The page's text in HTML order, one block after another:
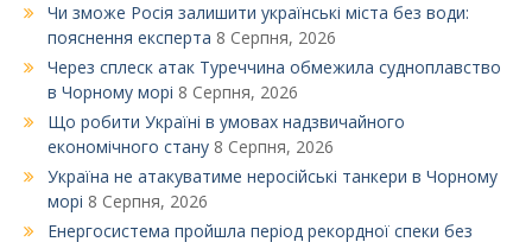
Чи зможе Росія залишити українські міста без води:
пояснення експерта 8 Серпня, 2026
Через сплеск атак Туреччина обмежила судноплавство
в Чорному морі 8 Серпня, 2026
Що робити Україні в умовах надзвичайного
економічного стану 8 Серпня, 2026
Україна не атакуватиме неросійські танкери в Чорному
морі 8 Серпня, 2026
Енергосистема пройшла період рекордної спеки без